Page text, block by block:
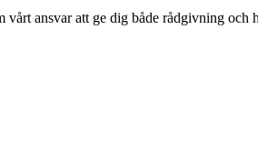
ansvar att ge dig både rådgivning